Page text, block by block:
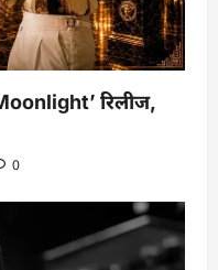
रिलीज,
0